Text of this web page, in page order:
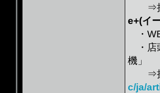
⇒操
e+(イ
・
・店
機」
⇒操
c/ja/